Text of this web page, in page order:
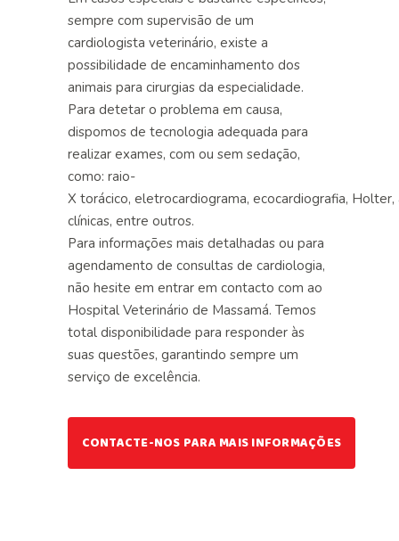
sempre com supervisão de um
cardiologista veterinário, existe a
possibilidade de encaminhamento dos
animais para cirurgias da especialidade.
Para detetar o problema em causa,
dispomos de tecnologia adequada para
realizar exames, com ou sem sedação,
como: raio-
X torácico, eletrocardiograma, ecocardiografia, Holter,
clínicas, entre outros.
Para informações mais detalhadas ou para
agendamento de consultas de cardiologia,
não hesite em entrar em contacto com ao
Hospital Veterinário de Massamá. Temos
total disponibilidade para responder às
suas questões, garantindo sempre um
serviço de excelência.
CONTACTE-NOS PARA MAIS INFORMAÇÕES